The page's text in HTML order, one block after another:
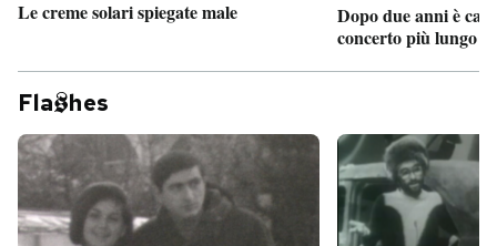
Le creme solari spiegate male
Dopo due anni è
concerto più lungo
Fla hes